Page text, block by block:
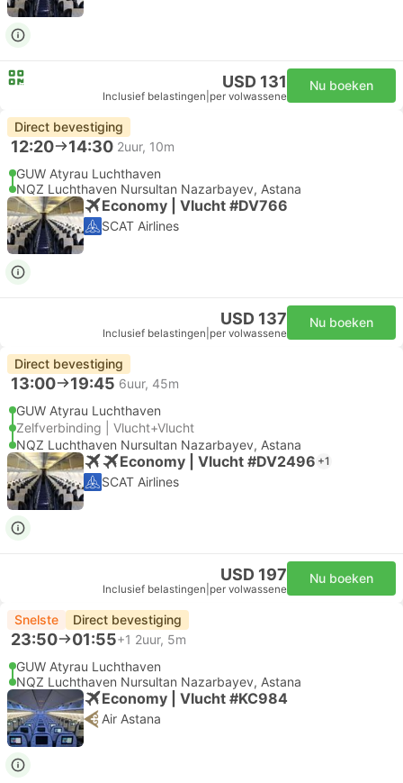
USD 131
Inclusief belastingen per volwassene
Nu boeken
Direct bevestiging
12:20 14:30 2uur, 10m
GUW Atyrau Luchthaven
NQZ Luchthaven Nursultan Nazarbayev, Astana
Economy | Vlucht #DV766
SCAT Airlines
USD 137
Inclusief belastingen per volwassene
Nu boeken
Direct bevestiging
13:00 19:45 6uur, 45m
GUW Atyrau Luchthaven
Zelfverbinding | Vlucht+Vlucht
NQZ Luchthaven Nursultan Nazarbayev, Astana
Economy | Vlucht #DV2496 +1
SCAT Airlines
USD 197
Inclusief belastingen per volwassene
Nu boeken
Snelste Direct bevestiging
23:50 01:55+1 2uur, 5m
GUW Atyrau Luchthaven
NQZ Luchthaven Nursultan Nazarbayev, Astana
Economy | Vlucht #KC984
Air Astana